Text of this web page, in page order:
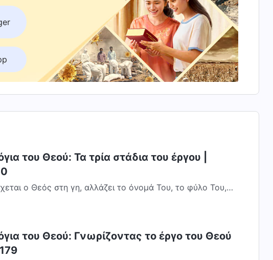
του Θεού: Τα τρία στάδια του έργου |
ο Θεός στη γη, αλλάζει το όνομά Του, το φύλο Του,
του Θεού: Γνωρίζοντας το έργο του Θεού